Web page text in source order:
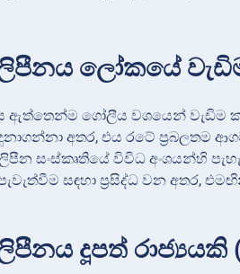
ලෝකයේ
ඇත්තෙන්ම ගෝලීය වශයෙන් වැඩිම
අතර, එය රටේ ප්‍රබලතම
සංස්කෘතියේ විවිධ අංශයන්හි
සඳහා ප්‍රසිද්ධ වන අතර,
දූපත්